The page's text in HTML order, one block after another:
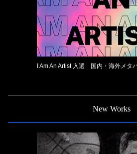
I Am An Artist 入選 国内・海外メタ
New Works